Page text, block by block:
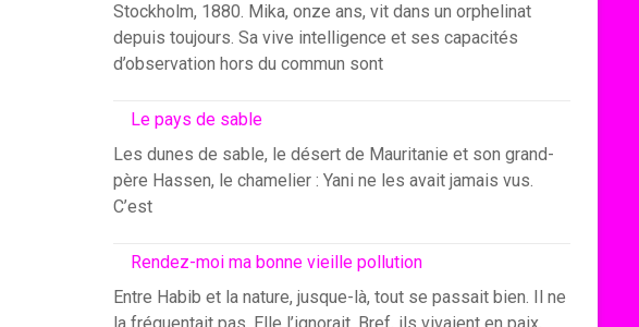
Stockholm, 1880. Mika, onze ans, vit dans un orphelinat
depuis toujours. Sa vive intelligence et ses capacités
d’observation hors du commun sont
Le pays de sable
Les dunes de sable, le désert de Mauritanie et son grand-
père Hassen, le chamelier : Yani ne les avait jamais vus.
C’est
Rendez-moi ma bonne vieille pollution
Entre Habib et la nature, jusque-là, tout se passait bien. Il ne